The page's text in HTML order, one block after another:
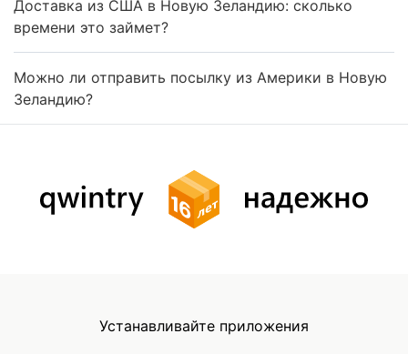
Доставка из США в Новую Зеландию: сколько
времени это займет?
Можно ли отправить посылку из Америки в Новую
Зеландию?
Устанавливайте приложения